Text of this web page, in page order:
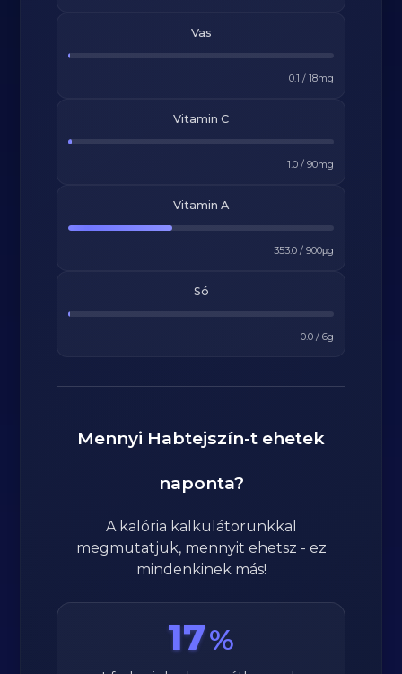
Vas
0.1 / 18mg
Vitamin C
1.0/ 90mg
Vitamin A
353.0/ 900μg
Só
0.0/ 6g
Mennyi Habtejszín-t ehetek
naponta?
A kalória kalkulátorunkkal
megmutatjuk, mennyit ehetsz - ez
mindenkinek más!
17%